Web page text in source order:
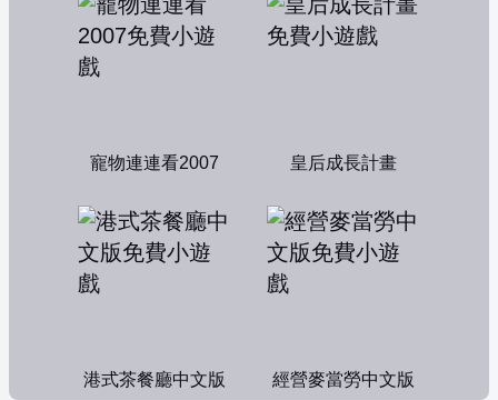
寵物連連看2007 皇后成長計畫
港式茶餐廳中文版 經營麥當勞中文版